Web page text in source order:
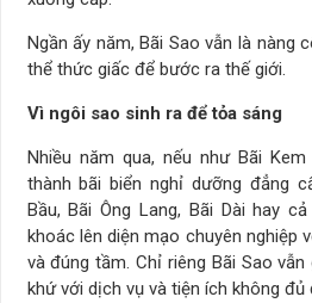
Ngần ấy năm, Bãi Sao vẫn là nàng
thể thức giấc để bước ra thế giới.
Vì ngôi sao sinh ra để tỏa sáng
Nhiều năm qua, nếu như Bãi
thành bãi biển nghỉ dưỡng đẳng
Bầu, Bãi Ông Lang, Bãi Dài hay
khoác lên diện mạo chuyên nghiệp
và đúng tầm. Chỉ riêng Bãi Sao
khứ với dịch vụ và tiện ích không